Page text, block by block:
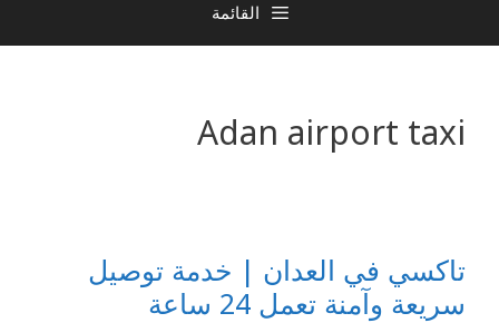
القائمة
Adan airport taxi
تاكسي في العدان | خدمة توصيل
سريعة وآمنة تعمل 24 ساعة